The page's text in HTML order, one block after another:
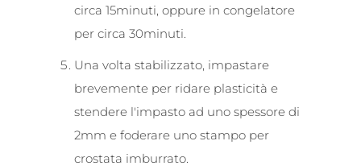
circa 15minuti, oppure in congelatore
per circa 30minuti.
Una volta stabilizzato, impastare
brevemente per ridare plasticità e
stendere l'impasto ad uno spessore di
2mm e foderare uno stampo per
crostata imburrato.